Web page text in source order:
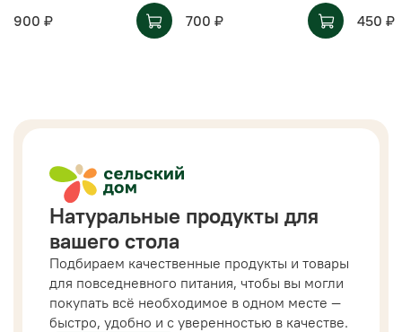
900 ₽
700 ₽
450 ₽
Натуральные продукты для
вашего стола
Подбираем качественные продукты и товары
для повседневного питания, чтобы вы могли
покупать всё необходимое в одном месте —
быстро, удобно и с уверенностью в качестве.